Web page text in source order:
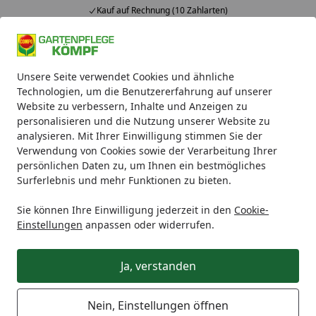
Unsere Seite verwendet Cookies und ähnliche
Technologien, um die Benutzererfahrung auf unserer
Website zu verbessern, Inhalte und Anzeigen zu
personalisieren und die Nutzung unserer Website zu
analysieren. Mit Ihrer Einwilligung stimmen Sie der
Verwendung von Cookies sowie der Verarbeitung Ihrer
persönlichen Daten zu, um Ihnen ein bestmögliches
Surferlebnis und mehr Funktionen zu bieten.
Sie können Ihre Einwilligung jederzeit in den Cookie-
Einstellungen anpassen oder widerrufen.
Ja, verstanden
Nein, Einstellungen öffnen
Kauf auf Rechnung (10 Zahlarten)
Alle Produkte
Mein Konto
Suchen
Startseite
Blumenpflege Flüssigdünger COMPO BIO Obst- und
COMPO BIO Obst- und
Gemüsedünger